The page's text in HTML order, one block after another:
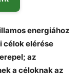
energiához
célok elérése
az
a céloknak az